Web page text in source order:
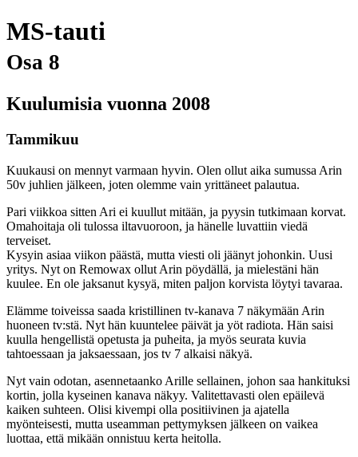
MS-tauti
Osa 8
Kuulumisia vuonna 2008
Tammikuu
Kuukausi on mennyt varmaan hyvin. Olen ollut aika sumussa Arin
50v juhlien jälkeen, joten olemme vain yrittäneet palautua.
Pari viikkoa sitten Ari ei kuullut mitään, ja pyysin tutkimaan korvat.
Omahoitaja oli tulossa iltavuoroon, ja hänelle luvattiin viedä
terveiset.
Kysyin asiaa viikon päästä, mutta viesti oli jäänyt johonkin. Uusi
yritys. Nyt on Remowax ollut Arin pöydällä, ja mielestäni hän
kuulee. En ole jaksanut kysyä, miten paljon korvista löytyi tavaraa.
Elämme toiveissa saada kristillinen tv-kanava 7 näkymään Arin
huoneen tv:stä. Nyt hän kuuntelee päivät ja yöt radiota. Hän saisi
kuulla hengellistä opetusta ja puheita, ja myös seurata kuvia
tahtoessaan ja jaksaessaan, jos tv 7 alkaisi näkyä.
Nyt vain odotan, asennetaanko Arille sellainen, johon saa hankituksi
kortin, jolla kyseinen kanava näkyy. Valitettavasti olen epäilevä
kaiken suhteen. Olisi kivempi olla positiivinen ja ajatella
myönteisesti, mutta useamman pettymyksen jälkeen on vaikea
luottaa, että mikään onnistuu kerta heitolla.